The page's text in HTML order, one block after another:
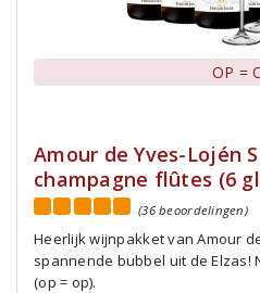
OP =
Amour de Yves-Lojén
champagne flûtes (6
(36 beoordelingen)
Heerlijk wijnpakket van Amour
spannende bubbel uit de Elzas!
(op = op).